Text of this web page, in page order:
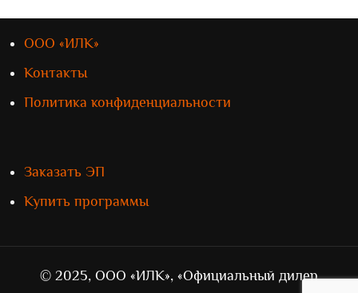
ООО «ИЛК»
Контакты
Политика конфиденциальности
Заказать ЭП
Купить программы
© 2025, ООО «ИЛК», «Официальный дилер